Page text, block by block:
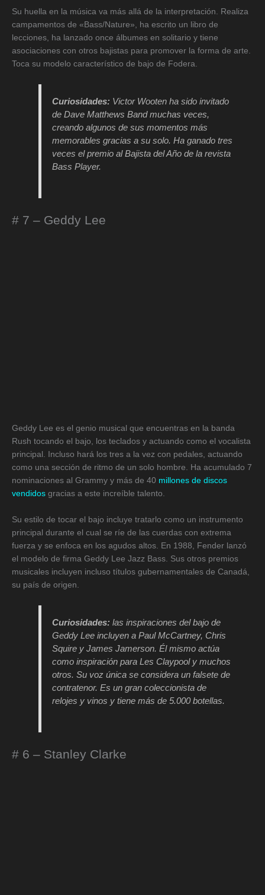
Su huella en la música va más allá de la interpretación. Realiza
campamentos de «Bass/Nature», ha escrito un libro de
lecciones, ha lanzado once álbumes en solitario y tiene
asociaciones con otros bajistas para promover la forma de arte.
Toca su modelo característico de bajo de Fodera.
Curiosidades: Victor Wooten ha sido invitado
de Dave Matthews Band muchas veces,
creando algunos de sus momentos más
memorables gracias a su solo. Ha ganado tres
veces el premio al Bajista del Año de la revista
Bass Player.
# 7 – Geddy Lee
Geddy Lee es el genio musical que encuentras en la banda
Rush tocando el bajo, los teclados y actuando como el vocalista
principal. Incluso hará los tres a la vez con pedales, actuando
como una sección de ritmo de un solo hombre. Ha acumulado 7
nominaciones al Grammy y más de 40 millones de discos
vendidos gracias a este increíble talento.
Su estilo de tocar el bajo incluye tratarlo como un instrumento
principal durante el cual se ríe de las cuerdas con extrema
fuerza y ​​se enfoca en los agudos altos. En 1988, Fender lanzó
el modelo de firma Geddy Lee Jazz Bass. Sus otros premios
musicales incluyen incluso títulos gubernamentales de Canadá,
su país de origen.
Curiosidades:las inspiraciones del bajo de
Geddy Lee incluyen a Paul McCartney, Chris
Squire y James Jamerson. Él mismo actúa
como inspiración para Les Claypool y muchos
otros. Su voz única se considera un falsete de
contratenor. Es un gran coleccionista de
relojes y vinos y tiene más de 5.000 botellas.
# 6 – Stanley Clarke